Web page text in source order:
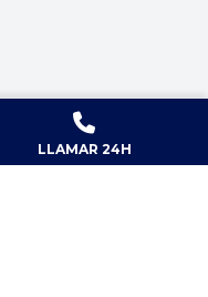
LLAMAR 24H